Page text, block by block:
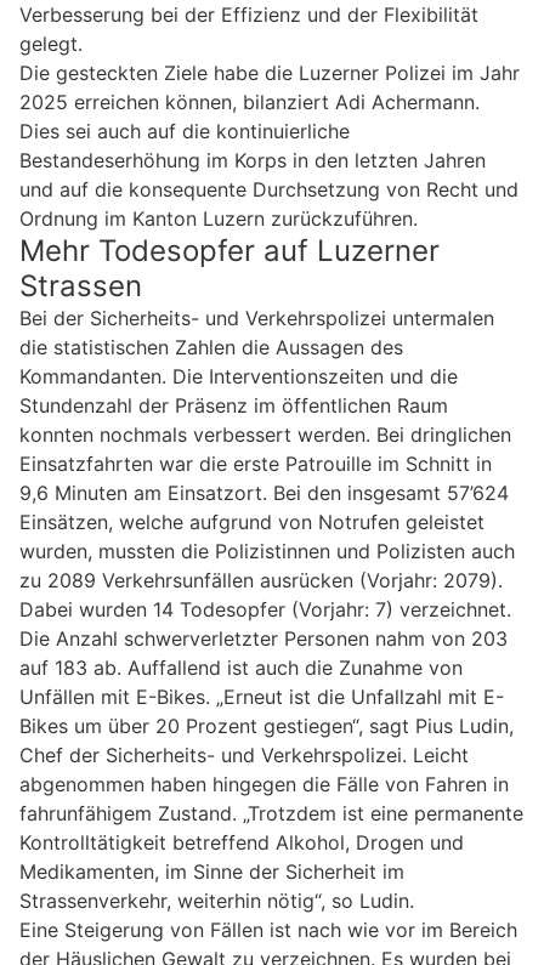
Verbesserung bei der Effizienz und der Flexibilität
gelegt.
Die gesteckten Ziele habe die Luzerner Polizei im Jahr
2025 erreichen können, bilanziert Adi Achermann.
Dies sei auch auf die kontinuierliche
Bestandeserhöhung im Korps in den letzten Jahren
und auf die konsequente Durchsetzung von Recht und
Ordnung im Kanton Luzern zurückzuführen.
Mehr Todesopfer auf Luzerner
Strassen
Bei der Sicherheits- und Verkehrspolizei untermalen
die statistischen Zahlen die Aussagen des
Kommandanten. Die Interventionszeiten und die
Stundenzahl der Präsenz im öffentlichen Raum
konnten nochmals verbessert werden. Bei dringlichen
Einsatzfahrten war die erste Patrouille im Schnitt in
9,6 Minuten am Einsatzort. Bei den insgesamt 57’624
Einsätzen, welche aufgrund von Notrufen geleistet
wurden, mussten die Polizistinnen und Polizisten auch
zu 2089 Verkehrsunfällen ausrücken (Vorjahr: 2079).
Dabei wurden 14 Todesopfer (Vorjahr: 7) verzeichnet.
Die Anzahl schwerverletzter Personen nahm von 203
auf 183 ab. Auffallend ist auch die Zunahme von
Unfällen mit E-Bikes. „Erneut ist die Unfallzahl mit E-
Bikes um über 20 Prozent gestiegen“, sagt Pius Ludin,
Chef der Sicherheits- und Verkehrspolizei. Leicht
abgenommen haben hingegen die Fälle von Fahren in
fahrunfähigem Zustand. „Trotzdem ist eine permanente
Kontrolltätigkeit betreffend Alkohol, Drogen und
Medikamenten, im Sinne der Sicherheit im
Strassenverkehr, weiterhin nötig“, so Ludin.
Eine Steigerung von Fällen ist nach wie vor im Bereich
der Häuslichen Gewalt zu verzeichnen. Es wurden bei